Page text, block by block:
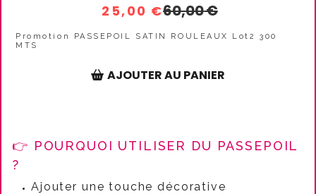
25,00 €60,00€
Promotion PASSEPOIL SATIN ROULEAUX Lot2 300
MTS
AJOUTER AU PANIER
👉 POURQUOI UTILISER DU PASSEPOIL
?
Ajouter une touche décorative